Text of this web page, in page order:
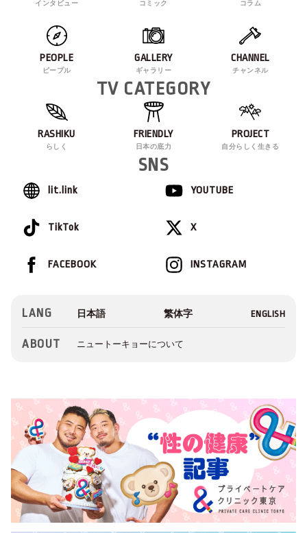
インタビュー コミック コラム
PEOPLE
ピープル
GALLERY
ギャラリー
CHANNEL
チャンネル
TV CATEGORY
RASHIKU
らしく
FRIENDLY
日本の底力
PROJECT
自分らしく生きる
SNS
lit.link YOUTUBE
TikTok X
INSTAGRAM
FACEBOOK
LANG
ABOUT ニュートーキョーについて